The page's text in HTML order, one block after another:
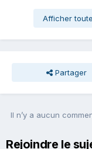
Afficher
Partager
Il n’y a aucun
Rejoindre le